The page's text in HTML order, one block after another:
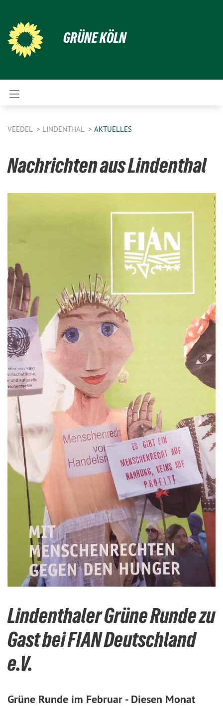
GRÜNE KÖLN
VEEDEL LINDENTHAL AKTUELLES
Nachrichten aus Lindenthal
Lindenthaler Grüne Runde zu
Gast bei FIAN Deutschland
e.V.
Grüne Runde im Februar - Diesen Monat